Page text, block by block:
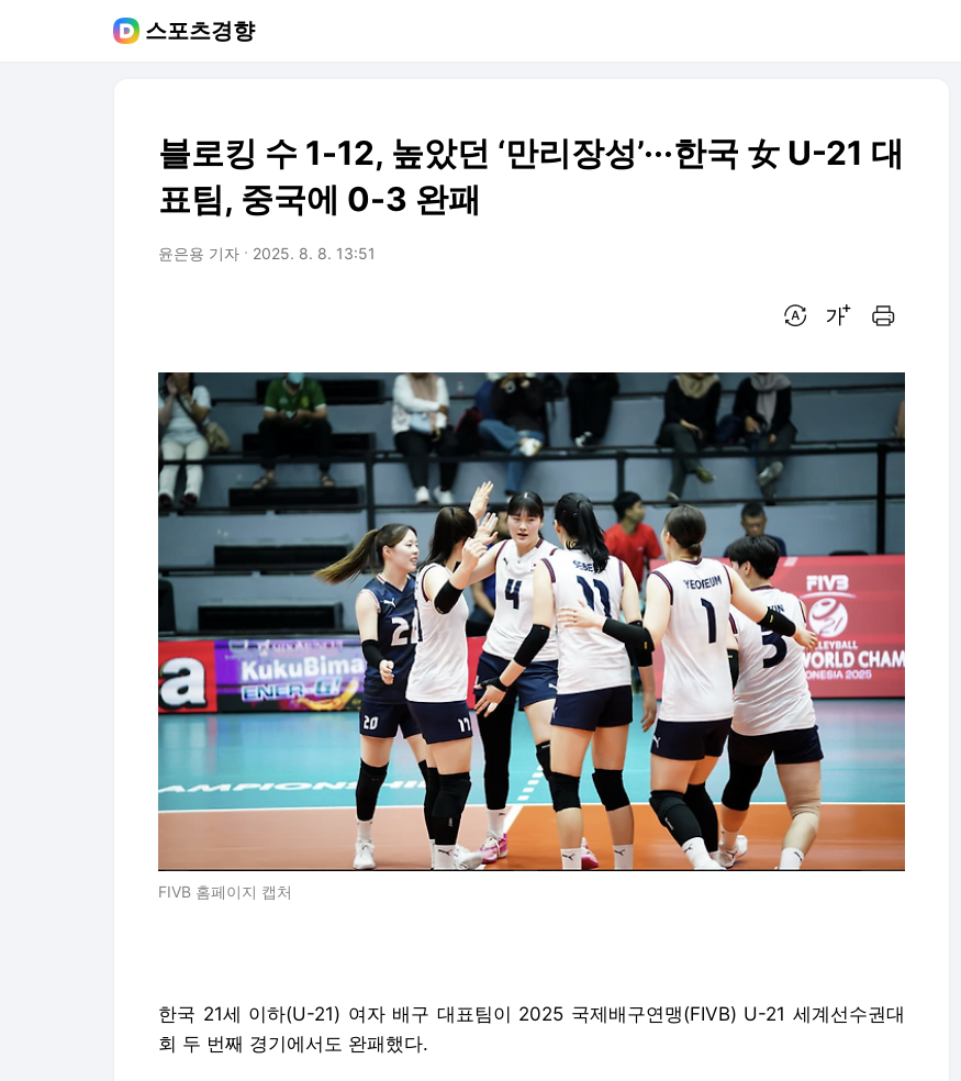
스포츠경향
블로킹 수 1-12, 높았던 ‘만리장성’···한국 女 U-21 대
표팀, 중국에 0-3 완패
윤은용 기자 2025. 8. 8. 13:51
FIVB 홈페이지 캡처
한국 21세 이하(U-21) 여자 배구 대표팀이 2025 국제배구연맹(FIVB) U-21 세계선수권대
회 두 번째 경기에서도 완패했다.